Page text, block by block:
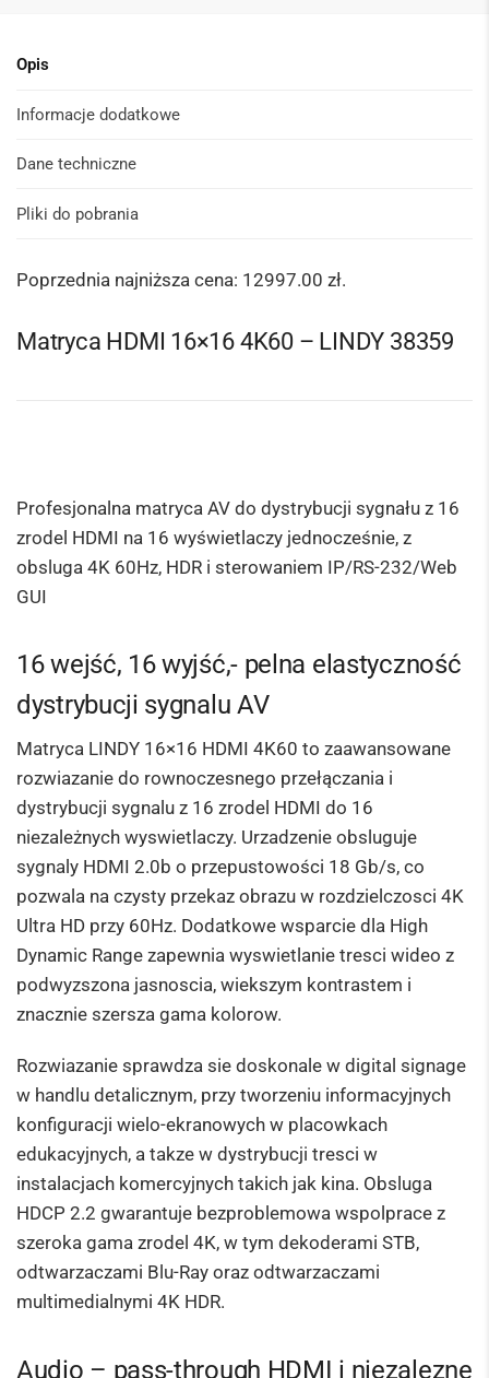
Opis
Informacje dodatkowe
Dane techniczne
Pliki do pobrania
Poprzednia najniższa cena: 12997.00 zł.
Matryca HDMI 16×16 4K60 – LINDY 38359
Profesjonalna matryca AV do dystrybucji sygnału z 16
zrodel HDMI na 16 wyświetlaczy jednocześnie, z
obsluga 4K 60Hz, HDR i sterowaniem IP/RS-232/Web
GUI
16 wejść, 16 wyjść,- pelna elastyczność
dystrybucji sygnalu AV
Matryca LINDY 16×16 HDMI 4K60 to zaawansowane
rozwiazanie do rownoczesnego przełączania i
dystrybucji sygnalu z 16 zrodel HDMI do 16
niezależnych wyswietlaczy. Urzadzenie obsluguje
sygnaly HDMI 2.0b o przepustowości 18 Gb/s, co
pozwala na czysty przekaz obrazu w rozdzielczosci 4K
Ultra HD przy 60Hz. Dodatkowe wsparcie dla High
Dynamic Range zapewnia wyswietlanie tresci wideo z
podwyzszona jasnoscia, wiekszym kontrastem i
znacznie szersza gama kolorow.
Rozwiazanie sprawdza sie doskonale w digital signage
w handlu detalicznym, przy tworzeniu informacyjnych
konfiguracji wielo-ekranowych w placowkach
edukacyjnych, a takze w dystrybucji tresci w
instalacjach komercyjnych takich jak kina. Obsluga
HDCP 2.2 gwarantuje bezproblemowa wspolprace z
szeroka gama zrodel 4K, w tym dekoderami STB,
odtwarzaczami Blu-Ray oraz odtwarzaczami
multimedialnymi 4K HDR.
Audio – pass-through HDMI i niezalezne